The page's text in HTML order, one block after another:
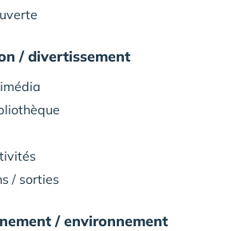
/ divertissement
/ sorties
/ environnement